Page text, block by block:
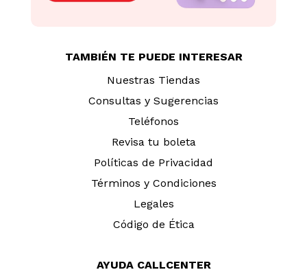
TAMBIÉN TE PUEDE INTERESAR
Nuestras Tiendas
Consultas y Sugerencias
Teléfonos
Revisa tu boleta
Políticas de Privacidad
Términos y Condiciones
Legales
Código de Ética
AYUDA CALLCENTER